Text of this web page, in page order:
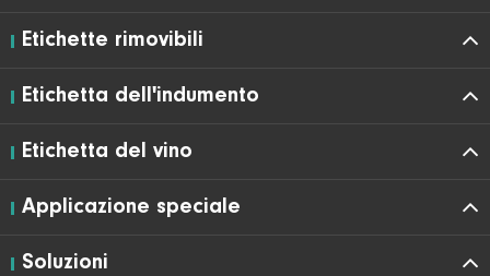
Etichette rimovibili
Etichetta dell'indumento
Etichetta del vino
Applicazione speciale
Soluzioni